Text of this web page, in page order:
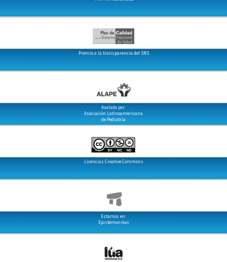
Premio a la transparencia del SNS
Avalado por:
Asociación Latinoamericana
de Pediatría
Licencias Creative Commons
Estamos en:
Epistemonikos